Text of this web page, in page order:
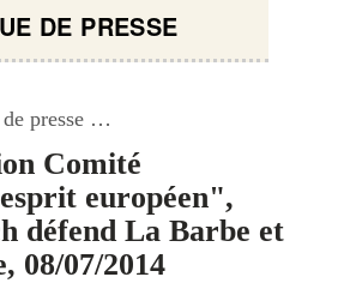
DE PRESSE
presse
Comité
européen",
défend La Barbe et
08/07/2014